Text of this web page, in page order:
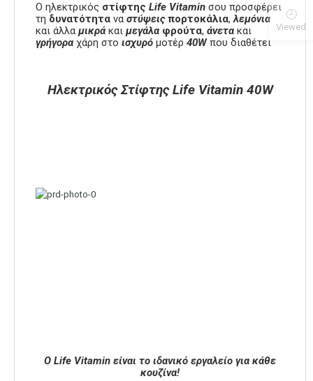
Ο ηλεκτρικός στίφτης Life Vitamin σου προσφέρει
τη δυνατότητα να στύψειςπορτοκάλια,λεμόνια
και άλλα μικρά και μεγάλα φρούτα, άνετα και
γρήγορα χάρη στο ισχυρό μοτέρ 40W που διαθέτει
Ηλεκτρικός Στίφτης Life Vitamin 40W
Ο Life Vitamin είναι το ιδανικό εργαλείο για κάθε
κουζίνα!
Viewed